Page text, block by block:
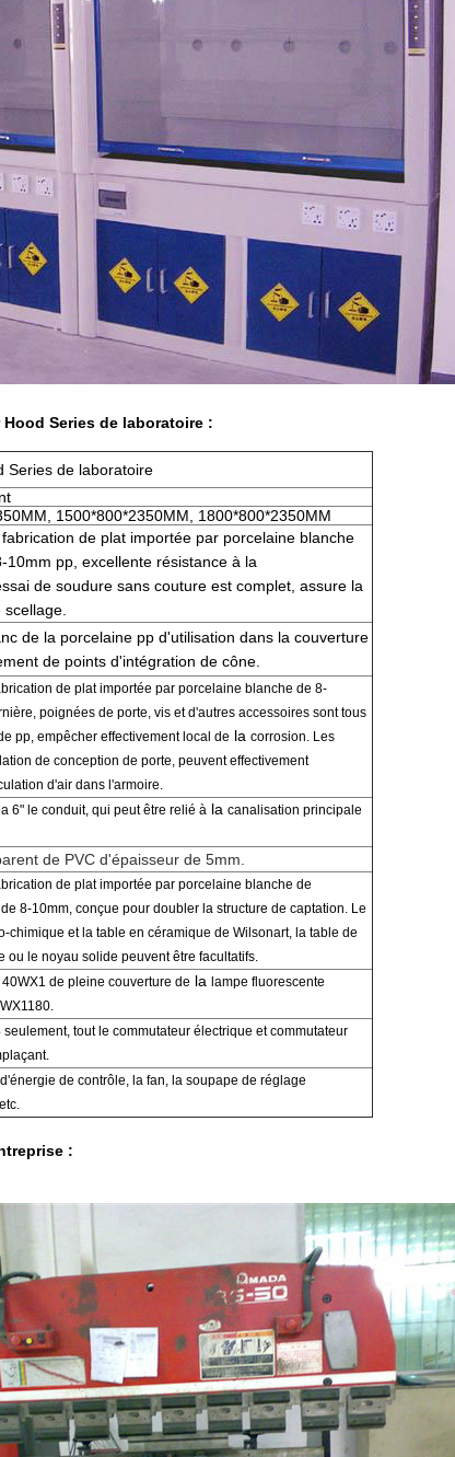
Hood Series de laboratoire :
Series de laboratoire
1500*800*2350MM, 1800*800*2350MM
fabrication de plat importée par porcelaine blanche
10mm pp excellente résistance à la
de soudure sans couture est complet, assure la
scellage
de la porcelaine pp d'utilisation dans la couverture
de points d'intégration de cône.
de plat importée par porcelaine blanche de 8-
poignées de porte, vis et d'autres accessoires sonttous
pp, empêcher effectivement local de la corrosion. Les
de conception de porte, peuvent effectivement
d'air dans l'armoire.
6" le conduit, qui peut être relié à la canalisation principale
de PVC d'épaisseur de 5mm.
de platimportée par porcelaine blanche de
de 8-10mm, conçue pour doubler la structure de captation. Le
chimique et la table en céramique de Wilsonart, la table de
ou le noyau solide peuvent être facultatifs.
de pleine couverture de la lampe fluorescente
seulement, tout le commutateur électrique etcommutateur
.
de contrôle, la fan, la soupape de réglage
: